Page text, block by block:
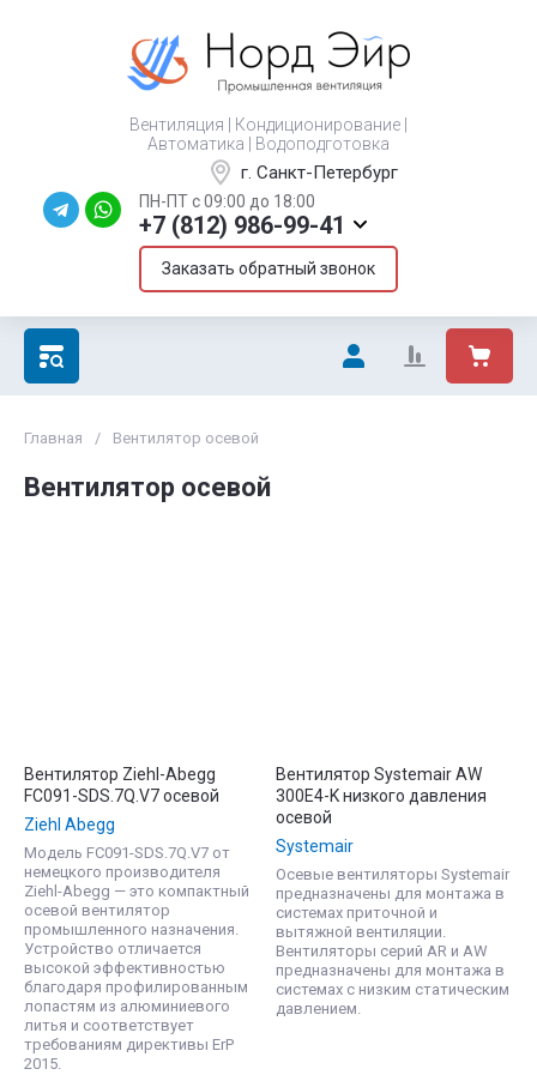
Вентиляция | Кондиционирование |
Автоматика | Водоподготовка
г. Санкт-Петербург
ПН-ПТ с 09:00 до 18:00
+7 (812) 986-99-41
Заказать обратный звонок
Главная / Вентилятор осевой
Вентилятор осевой
Вентилятор Ziehl-Abegg
FC091-SDS.7Q.V7 осевой
Ziehl Abegg
Модель FC091-SDS.7Q.V7 от
немецкого производителя
Ziehl-Abegg — это компактный
осевой вентилятор
промышленного назначения.
Устройство отличается
высокой эффективностью
благодаря профилированным
лопастям из алюминиевого
литья и соответствует
требованиям директивы ErP
2015.
Вентилятор Systemair AW
300E4-K низкого давления
осевой
Systemair
Осевые вентиляторы Systemair
предназначены для монтажа в
системах приточной и
вытяжной вентиляции.
Вентиляторы серий AR и AW
предназначены для монтажа в
системах с низким статическим
давлением.